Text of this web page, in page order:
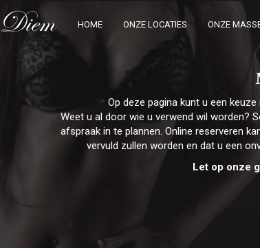
Op deze pagina kunt u een
Weet u al door wie u verwend wil worden?
afspraak in te plannen. Online reserveren
vervuld zullen worden en dat u een
Let op onze
HOME ONZE LOCATIES ONZE